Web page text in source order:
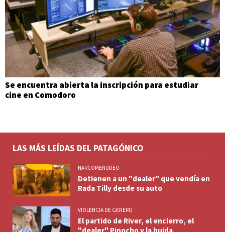
Se encuentra abierta la inscripción para estudiar
cine en Comodoro
LAS MÁS LEÍDAS DEL PATAGÓNICO
NARCOMENUDEO
Detienen a un "dealer" que vendía en
Rada Tilly desde su auto
VIOLENCIA DE GENERO
El partido de River, el encierro, el